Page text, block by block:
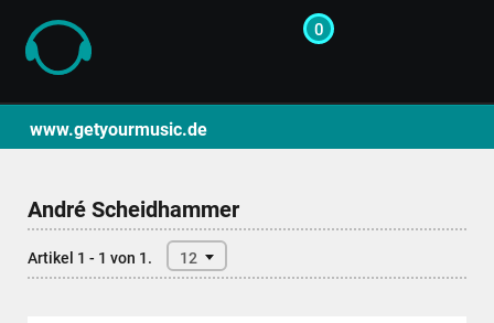
0
www.getyourmusic.de
André Scheidhammer
Artikel 1 - 1 von 1. 12